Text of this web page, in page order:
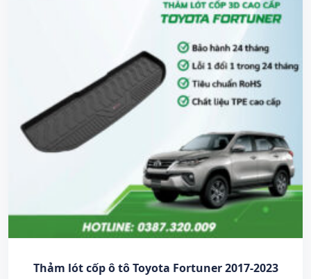
Thảm lót cốp ô tô Toyota Fortuner 2017-2023